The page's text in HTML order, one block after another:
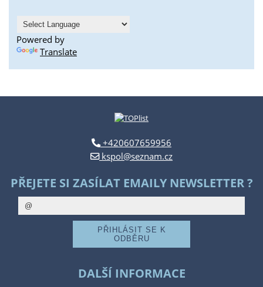
Powered by
Translate
+420607659956
kspol@seznam.cz
PŘEJETE SI ZASÍLAT EMAILY NEWSLETTER ?
DALŠÍ INFORMACE